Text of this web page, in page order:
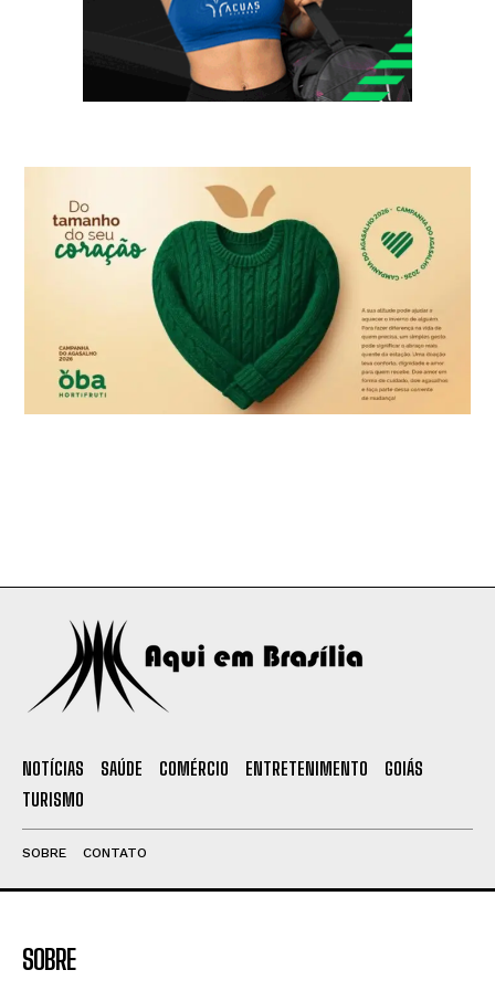
NOTÍCIAS SAÚDE COMÉRCIO ENTRETENIMENTO
GOIÁS
TURISMO
SOBRE CONTATO
SOBRE